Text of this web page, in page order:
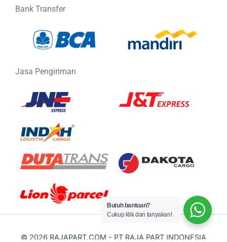
Bank Transfer
Jasa Pengiriman
© 2026 RAJAPART.COM - PT RAJA PART INDONESIA
Butuh bantuan?
Cukup klik dan tanyakan!